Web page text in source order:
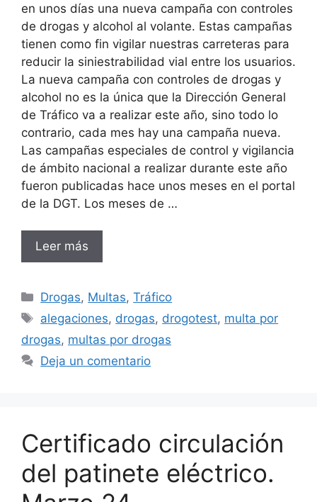
en unos días una nueva campaña con controles
de drogas y alcohol al volante. Estas campañas
tienen como fin vigilar nuestras carreteras para
reducir la siniestrabilidad vial entre los usuarios.
La nueva campaña con controles de drogas y
alcohol no es la única que la Dirección General
de Tráfico va a realizar este año, sino todo lo
contrario, cada mes hay una campaña nueva.
Las campañas especiales de control y vigilancia
de ámbito nacional a realizar durante este año
fueron publicadas hace unos meses en el portal
de la DGT. Los meses de …
Leer más
Categorías
Drogas, Multas,Tráfico
Etiquetas
alegaciones, drogas, drogotest, multa por
drogas, multas por drogas
Deja un comentario
Certificado circulación
del patinete eléctrico.